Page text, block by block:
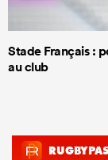
Stade Français :
au club